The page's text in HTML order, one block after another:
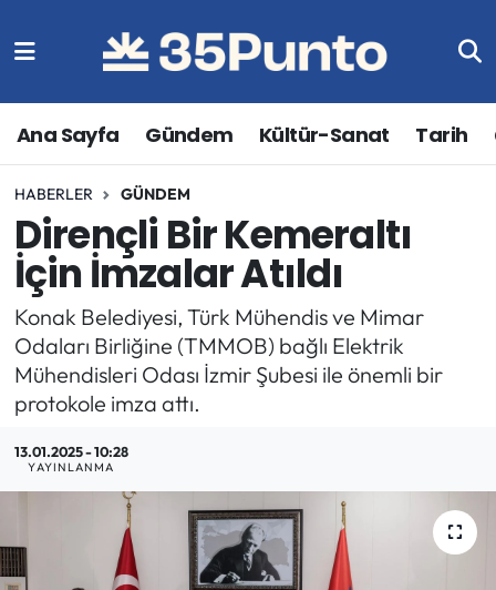
Ana Sayfa Gündem Kültür-Sanat Tarih
HABERLER GÜNDEM
Dirençli Bir Kemeraltı
İçin İmzalar Atıldı
Konak Belediyesi, Türk Mühendis ve Mimar
Odaları Birliğine (TMMOB) bağlı Elektrik
Mühendisleri Odası İzmir Şubesi ile önemli bir
protokole imza attı.
13.01.2025 - 10:28
YAYINLANMA